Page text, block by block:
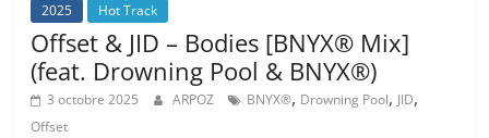
2025 Hot Track
Offset & JID – Bodies [BNYX® Mix]
(feat. Drowning Pool & BNYX®)
3 octobre 2025 ARPOZ BNYX®, Drowning Pool, JID,
Offset